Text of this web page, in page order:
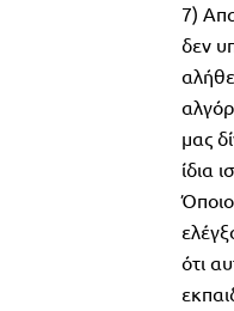
7)
δεν
μας
ίδια
ότι